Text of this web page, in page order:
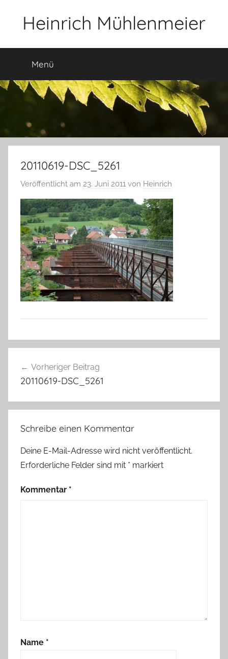
Heinrich Mühlenmeier
Glauben,
Umwelt,
Fotografie,
Menü
20110619-DSC_5261
Veröffentlicht am 23. Juni 2011 von Heinrich
Vorheriger Beitrag
20110619-DSC_5261
Schreibe einen Kommentar
Deine E-Mail-Adresse wird nicht veröffentlicht.
Erforderliche Felder sind mit * markiert
Kommentar *
Name *